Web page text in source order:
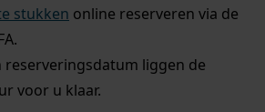
stukken online reserveren via de
reserveringsdatum liggen de
voor u klaar.